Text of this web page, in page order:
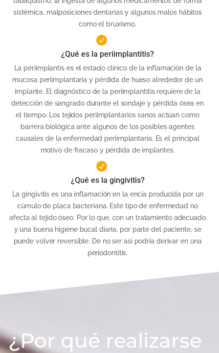
sistémica, malposiciones dentarias y algunos malos hábitos
como el bruxismo.
¿Qué es la periimplantitis?
La periimplantis es el estado clínico de la inflamación de la
mucosa periimplantaria y pérdida de hueso alrededor de un
implante. El diagnóstico de la periimplantitis requiere de la
detección de sangrado durante el sondaje y pérdida ósea en
el tiempo. Los tejidos periimplantarios sanos actúan como
barrera biológica ante algunos de los posibles agentes
causales de la enfermedad periimplantaria. Es el principal
motivo de fracaso y pérdida de implantes.
¿Qué es la gingivitis?
La gingivitis es una inflamación en la encía producida por un
cúmulo de placa bacteriana. Este tipo de enfermedad no
afecta al tejido óseo. Por lo que, con un tratamiento adecuado
y una buena higiene bucal diaria, por parte del paciente, se
puede volver reversible. De no ser así podría derivar en una
periodontitis.
¿Por qué realizarse